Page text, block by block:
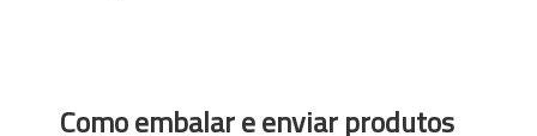
Como embalar e enviar produtos